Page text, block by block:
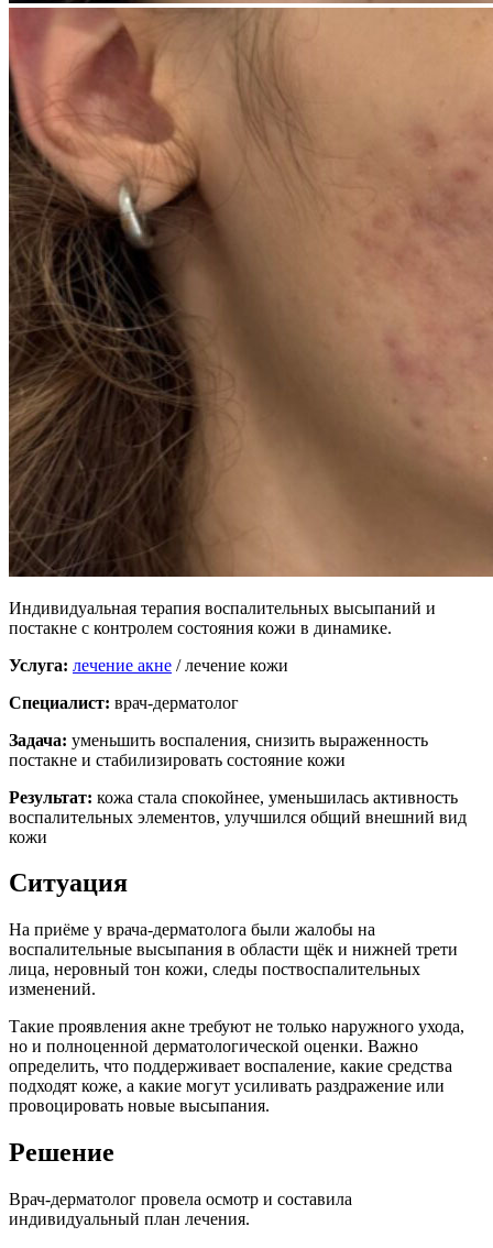
Индивидуальная терапия воспалительных высыпаний и
постакне с контролем состояния кожи в динамике.
Услуга: лечение акне / лечение кожи
Специалист: врач-дерматолог
Задача: уменьшить воспаления, снизить выраженность
постакне и стабилизировать состояние кожи
Результат: кожа стала спокойнее, уменьшилась активность
воспалительных элементов, улучшился общий внешний вид
кожи
Ситуация
На приёме у врача-дерматолога были жалобы на
воспалительные высыпания в области щёк и нижней трети
лица, неровный тон кожи, следы поствоспалительных
изменений.
Такие проявления акне требуют не только наружного ухода,
но и полноценной дерматологической оценки. Важно
определить, что поддерживает воспаление, какие средства
подходят коже, а какие могут усиливать раздражение или
провоцировать новые высыпания.
Решение
Врач-дерматолог провела осмотр и составила
индивидуальный план лечения.